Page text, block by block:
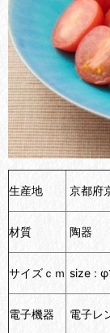
生産地 京都府
材質 陶器
サイズｃｍ size :
電子機器 電子レ